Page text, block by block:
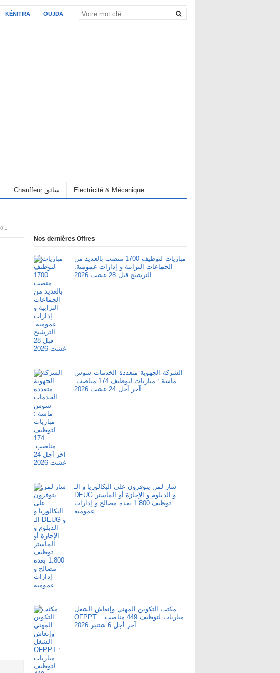
KÉNITRA OUJDA
Chauffeur سائق Electricité & Mécanique
بـ 3500 درهم .. توظيف 130 تاجر تقسيط برخصة السياقة بمختلف مدن المملكة
Nos dernières Offres
مباريات لتوظيف 1700 منصب بالعديد من
الجماعات الترابية و إدارات عمومية.
الترشيح قبل 28 غشت 2026
الشركة الجهوية متعددة الخدمات سوس
ماسة : مباريات لتوظيف 174 مناصب.
آخر أجل 24 غشت 2026
سار لمن يتوفرون على البكالوريا و الـ
DEUG و الدبلوم و الإجازة أو الماستر
توظيف 1.800 بعدة مصالح و إدارات
عمومية
مكتب التكوين المهني وإنعاش الشغل
OFPPT : مباريات لتوظيف 449 مناصب.
آخر أجل 6 شتنبر 2026